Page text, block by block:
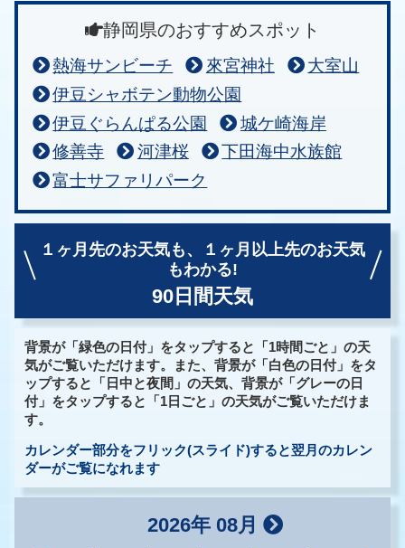
静岡県のおすすめスポット
熱海サンビーチ 來宮神社
大室山
伊豆シャボテン動物公園
伊豆ぐらんぱる公園
城ケ崎海岸
修善寺
河津桜
下田海中水族館
富士サファリパーク
１ヶ月先のお天気も、
１ヶ月以上先のお天気
もわかる!
90日間天気
背景が「緑色の日付」をタップすると「1時間ごと」の天
気がご覧いただけます。また、背景が「白色の日付」をタ
ップすると「日中と夜間」の天気、背景が「グレーの日
付」をタップすると「1日ごと」の天気がご覧いただけま
す。
カレンダー部分をフリック(スライド)すると翌月のカレン
ダーがご覧になれます
2026年 08月